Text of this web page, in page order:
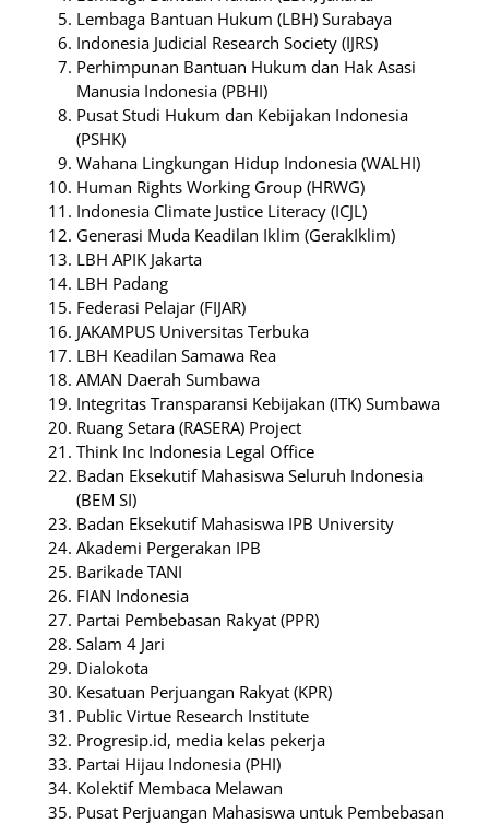
Lembaga Bantuan Hukum (LBH) Surabaya
Indonesia Judicial Research Society (IJRS)
Perhimpunan Bantuan Hukum dan Hak Asasi
Manusia Indonesia (PBHI)
Pusat Studi Hukum dan Kebijakan Indonesia
(PSHK)
Wahana Lingkungan Hidup Indonesia (WALHI)
Human Rights Working Group (HRWG)
Indonesia Climate Justice Literacy (ICJL)
Generasi Muda Keadilan Iklim (GerakIklim)
LBH APIK Jakarta
LBH Padang
Federasi Pelajar (FIJAR)
JAKAMPUS Universitas Terbuka
LBH Keadilan Samawa Rea
AMAN Daerah Sumbawa
Integritas Transparansi Kebijakan (ITK) Sumbawa
Ruang Setara (RASERA) Project
Think Inc Indonesia Legal Office
Badan Eksekutif Mahasiswa Seluruh Indonesia
(BEM SI)
Badan Eksekutif Mahasiswa IPB University
Akademi Pergerakan IPB
Barikade TANI
FIAN Indonesia
Partai Pembebasan Rakyat (PPR)
Salam 4 Jari
Dialokota
Kesatuan Perjuangan Rakyat (KPR)
Public Virtue Research Institute
Progresip.id, media kelas pekerja
Partai Hijau Indonesia (PHI)
Kolektif Membaca Melawan
Pusat Perjuangan Mahasiswa untuk Pembebasan